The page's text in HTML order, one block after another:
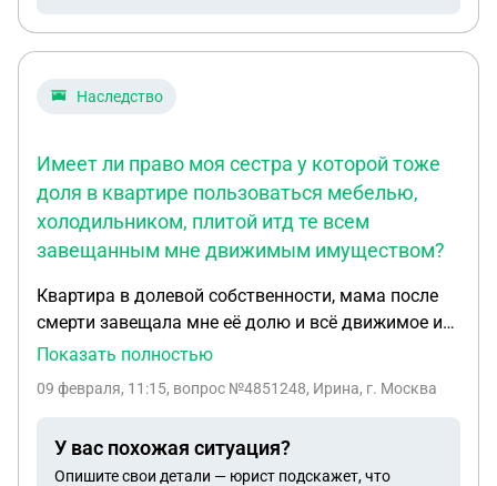
Какие реальные риски переквалификации и
ли ограничиться добровольной уплатой налога и
наличные) для отражения в учёте? 4. От чего
рассчитываются штрафы — от оборота или от
суммы налога? Интересует юрист с практикой
сопровождения налоговых проверок и споров с
Наследство
Имеет ли право моя сестра у которой тоже
доля в квартире пользоваться мебелью,
холодильником, плитой итд те всем
завещанным мне движимым имуществом?
Квартира в долевой собственности, мама после
смерти завещала мне её долю и всё движимое и
недвижимое имущество. Имеет ли право моя
пользоваться мебелью, холодильником, плитой
имуществом?
Показать полностью
09 февраля, 11:15, вопрос №4851248, Ирина, г. Москва
У вас похожая ситуация?
Опишите свои детали — юрист подскажет, что